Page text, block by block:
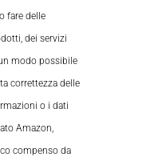
fare delle
dei servizi
modo possibile
correttezza delle
o i dati
Amazon,
compenso da